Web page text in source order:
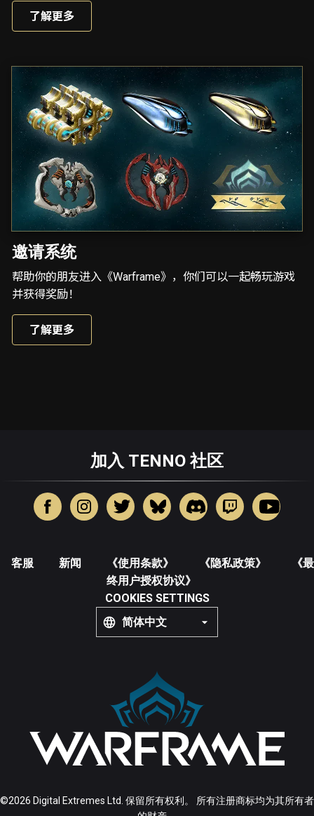
了解更多
邀请系统
帮助你的朋友进入《Warframe》，你们可以一起畅玩游戏
并获得奖励！
了解更多
加入 TENNO 社区
客服 新闻 《使用条款》 《隐私政策》
《最
终用户授权协议》
COOKIES SETTINGS
简体中文
©2026 Digital Extremes Ltd. 保留所有权利。 所有注册商标均为其所有者